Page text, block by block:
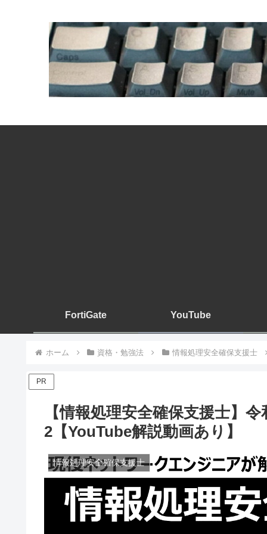
FortiGate YouTube
ホーム 資格・勉強法 情報処理安全確保支援士
PR
【情報処理安全確保支援士】
2【YouTube解説動画あり】
情報処理安全確保支援士